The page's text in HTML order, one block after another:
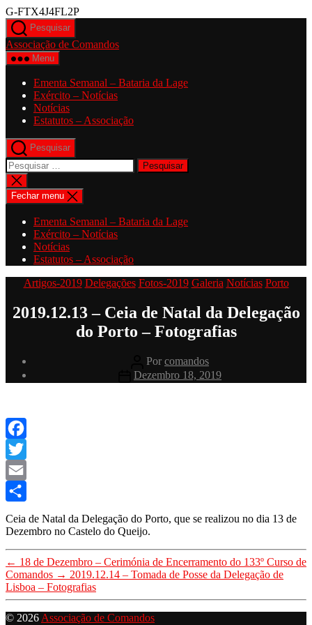
G-FTX4J4FL2PSaltar
conteúdo
Pesquisar
Associação de Comandos
Menu
Ementa Semanal – Bataria da Lage
Exército – Notícias
Notícias
Estatutos – Associação
Pesquisar
Pesquisar
por:
Fechar
pesquisa
Fechar menu
Ementa Semanal – Bataria da Lage
Exército – Notícias
Notícias
Estatutos – Associação
Categorias
Artigos-2019 Delegações Fotos-2019 Galeria Notícias Porto
2019.12.13 – Ceia de Natal da Delegação
do Porto – Fotografias
Autor
do
artigo
Por comandos
Data
do
Dezembro 18, 2019
Facebook
Twitter
Email
Ceia de Natal da Delegação do Porto, que se realizou no dia 13 de
Dezembro no Castelo do Queijo.
← 18 de Dezembro – Cerimónia de Encerramento do 133º Curso de
Comandos → 2019.12.14 – Tomada de Posse da Delegação de
Lisboa – Fotografias
© 2026 Associação de Comandos